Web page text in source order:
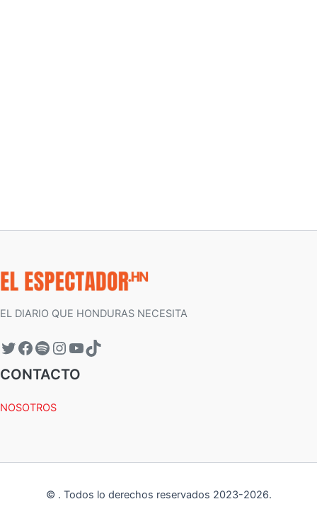
EL DIARIO QUE HONDURAS NECESITA
CONTACTO
NOSOTROS
© . Todos lo derechos reservados 2023-2026.